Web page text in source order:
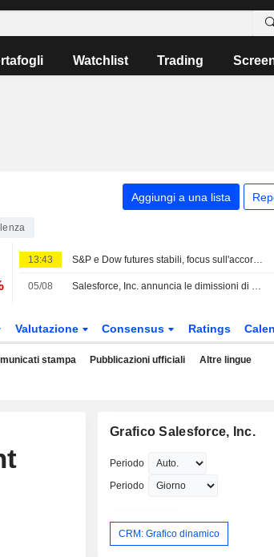
Watchlist Trading
Aggiungi a una lista
13:43 S&P e Dow futures stabili, focus sull'accordo in Medio Oriente; crollano i titoli dei chip e del software
05/08 Salesforce, Inc. annuncia le dimissioni di Srini Tallapragada dal ruolo di President e Chief Engineering and Customer Success Officer, a partire dal 6 agosto 2026
Valutazione Consensus Ratings
stampa Pubblicazioni ufficiali Altre lingue
Grafico Salesforce, Inc.
Periodo
Periodo
CRM: Grafico dinamico